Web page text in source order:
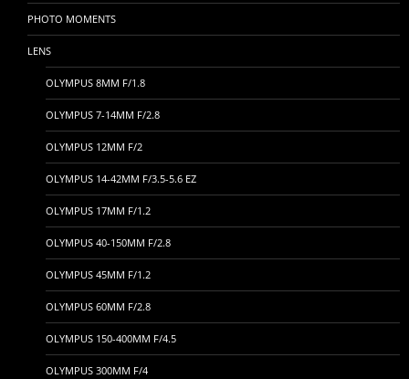
PHOTO MOMENTS
LENS
OLYMPUS 8MM F/1.8
OLYMPUS 7-14MM F/2.8
OLYMPUS 12MM F/2
OLYMPUS 14-42MM F/3.5-5.6 EZ
OLYMPUS 17MM F/1.2
OLYMPUS 40-150MM F/2.8
OLYMPUS 45MM F/1.2
OLYMPUS 60MM F/2.8
OLYMPUS 150-400MM F/4.5
OLYMPUS 300MM F/4